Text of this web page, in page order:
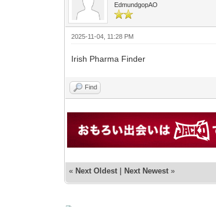
EdmundgopAO
2025-11-04, 11:28 PM
Irish Pharma Finder
Find
« Next Oldest | Next Newest »